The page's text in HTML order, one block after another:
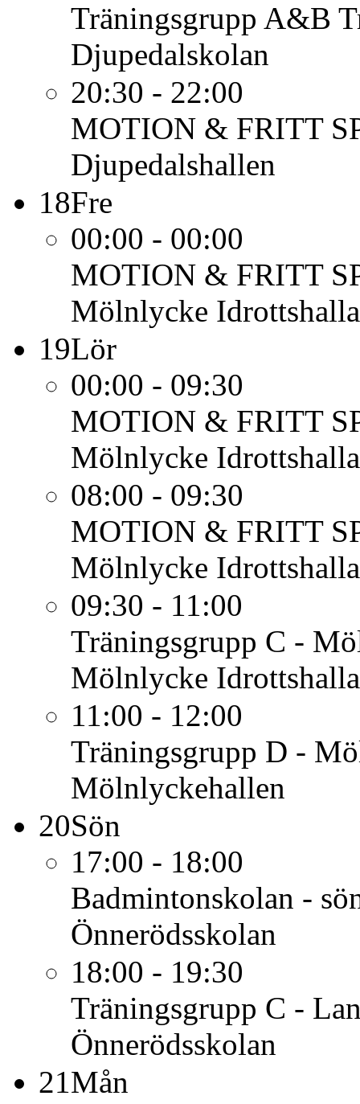
Träningsgrupp A&B
Djupedalskolan
20:30 - 22:00
MOTION & FRITT
Djupedalshallen
18Fre
00:00 - 00:00
MOTION & FRITT
Mölnlycke
19Lör
00:00 - 09:30
MOTION & FRITT
Mölnlycke
08:00 - 09:30
MOTION & FRITT
Mölnlycke
09:30 - 11:00
Träningsgrupp C -
Mölnlycke
11:00 - 12:00
Träningsgrupp D -
Mölnlyckehallen
20Sön
17:00 - 18:00
Badmintonskolan -
Önnerödsskolan
18:00 - 19:30
Träningsgrupp C -
Önnerödsskolan
21Mån